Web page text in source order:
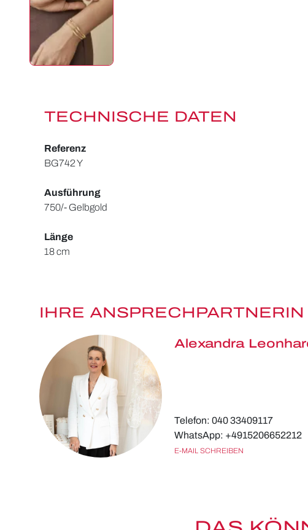
TECHNISCHE DATEN
Referenz
BG742 Y
Ausführung
750/- Gelbgold
Länge
18 cm
IHRE ANSPRECHPARTNERIN
Alexandra
Telefon: 040 33409117
WhatsApp: +4915206652212
E-MAIL SCHREIBEN